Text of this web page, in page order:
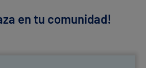
en tu comunidad!